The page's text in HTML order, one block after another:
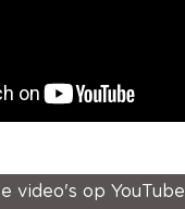
video's op YouTube